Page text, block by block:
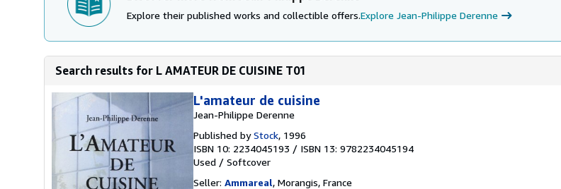
Explore their published works and collectible offers.Explore Jean-Philippe Derenne
Search results for L AMATEUR DE CUISINE T01
L'amateur de cuisine
Jean-Philippe Derenne
Published byStock, 1996
ISBN 10: 2234045193 / ISBN 13: 9782234045194
Used / Softcover
Seller: Ammareal, Morangis, France